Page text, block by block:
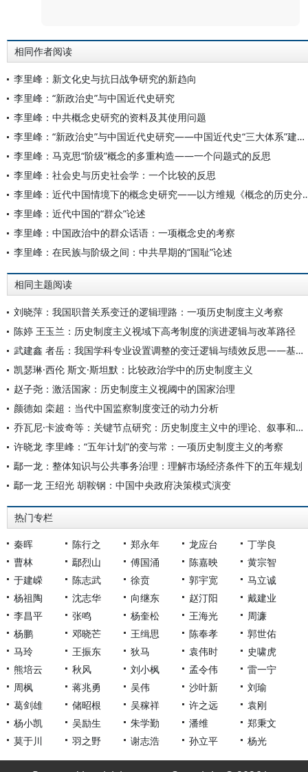
相同作者阅读
李里峰：新文化史与抗日战争研究的新趋向
李里峰：“新政治史”与中国近代史研究
李里峰：中共概念史研究的资料及其使用问题
李里峰：“新政治史”与中国近代史研究——中国近代史“三大体系”建设（二）
李里峰：马克思“阶级”概念的多重构造——一个问题式的反思
李里峰：社会史与历史社会学：一个比较的反思
李里峰：近代中国情境下的概念史研
李里峰：近代中国的“群众”论述
李里峰：中国政治中的群众话语：一项概念史的考察
李里峰：在民族与阶级之间：中共早期的“国耻”论述
相同主题阅读
刘晓萍：我国职普关系变迁的逻辑理路：一项历史制度主义考察
陈婷 王玉兰：历史制度主义视域下高考制度的演进逻辑与改革路径
武建鑫 者岳：我国学科专业设置调整的变迁逻辑与绩效反思——基于历史制度主义的分析
凯瑟琳·西伦 斯文·斯坦默：比较政治学中的历史制度主义
赵子尧：激活国家：历史制度主义视阈中的国家治理
颜德如 栾超：当代中国监察制度变迁的动力分析
乔瓦尼·卡波奇等：关键节点研究：历史制度主义中的理论、叙事和反事实分析
许晓龙 李里峰：“五年计划”的变与常：一项历史制度主义的考察
鄢一龙：整体知识与公共事务治理：理解市场经济条件下的五年规划
鄢一龙 王绍光 胡鞍钢：中国中央政府决策模式演变
热门专栏
秦晖 陈行之 郑永年 龙应台
丁学良
曹林
鄢烈山 傅国涌 陈嘉映
黄宗智
于建嵘
陈志武 徐贲 郭宇宽
马立诚
杨祖陶
沈志华 向继东 赵汀阳
戴建业
李昌平
张鸣 杨奎松 王海光
周濂
杨鹏
邓晓芒 王缉思 陈奉孝
郭世佑
马玲
王振东 狄马 袁伟时
史啸虎
熊培云
秋风 刘小枫 孟令伟
雷一宁
周枫
蒋兆勇 吴伟 沙叶新
刘瑜
葛剑雄
储昭根 吴稼祥 许之远
袁刚
杨小凯
吴励生 朱学勤 潘维
郑秉文
莫于川
羽之野 谢志浩 孙立平 杨光